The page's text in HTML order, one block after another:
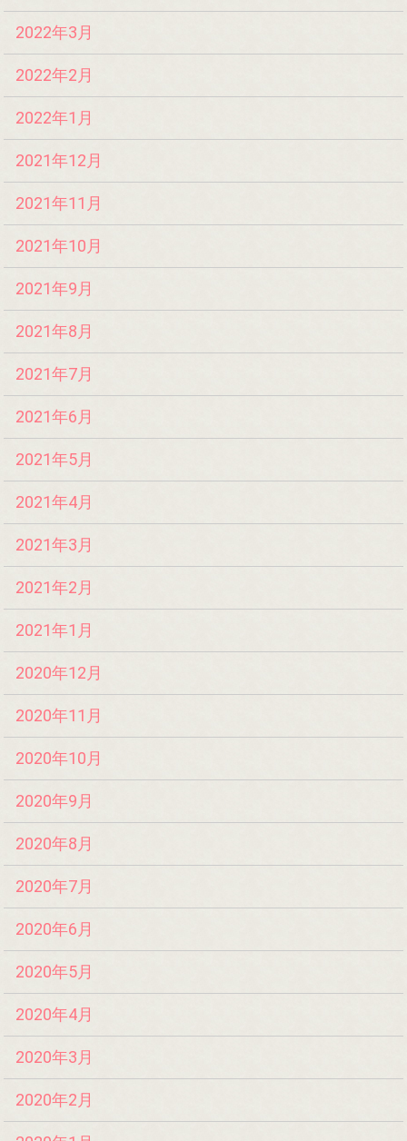
2022年3月
2022年2月
2022年1月
2021年12月
2021年11月
2021年10月
2021年9月
2021年8月
2021年7月
2021年6月
2021年5月
2021年4月
2021年3月
2021年2月
2021年1月
2020年12月
2020年11月
2020年10月
2020年9月
2020年8月
2020年7月
2020年6月
2020年5月
2020年4月
2020年3月
2020年2月